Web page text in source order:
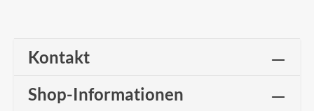
Kontakt
Shop-Informationen